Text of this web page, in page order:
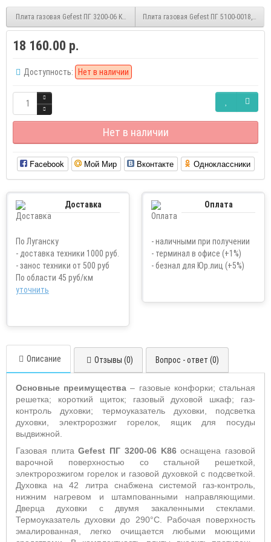
Плита газовая Gefest ПГ 3200-06 K85, белыйПлита газовая Gefest ПГ 5100-0018,
18 160.00 р.
Доступность: Нет в наличии
Нет в наличии
Facebook Мой Мир Вконтакте Одноклассники
Доставка
По Луганску
- доставка техники 1000 руб.
- занос техники от 500 руб
По области 45 руб/км
уточнить
Оплата
- наличными при получении
- терминал в офисе (+1%)
- безнал для Юр.лиц (+5%)
Описание Отзывы (0) Вопрос - ответ (0)
Основные преимущества – газовые конфорки; стальная
решетка; короткий щиток; газовый духовой шкаф; газ-
контроль духовки; термоуказатель духовки, подсветка
духовки, электророзжиг горелок, ящик для посуды
выдвижной.
Газовая плитаGefest ПГ 3200-06 K86оснащена газовой
варочной поверхностью со стальной решеткой,
электророзжигом горелок и газовой духовкой с подсветкой.
Духовка на 42 литра снабжена системой газ-контроль,
нижним нагревом и штампованными направляющими.
Дверца духовки с двумя закаленными стеклами.
Термоуказатель духовки до 290°С. Рабочая поверхность
эмалированная, легко очищается любыми моющими